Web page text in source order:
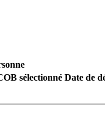
sélectionné Date de